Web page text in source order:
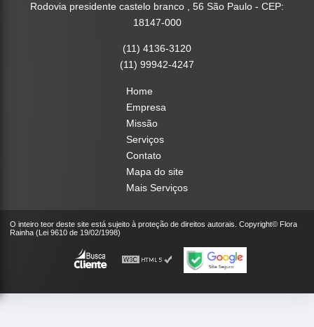
Rodovia presidente castelo branco , 56 São Paulo - CEP:
18147-000
(11) 4136-3120
(11) 99942-4247
Home
Empresa
Missão
Serviços
Contato
Mapa do site
Mais Serviços
O inteiro teor deste site está sujeito à proteção de direitos autorais. Copyright© Flora
Rainha (Lei 9610 de 19/02/1998)